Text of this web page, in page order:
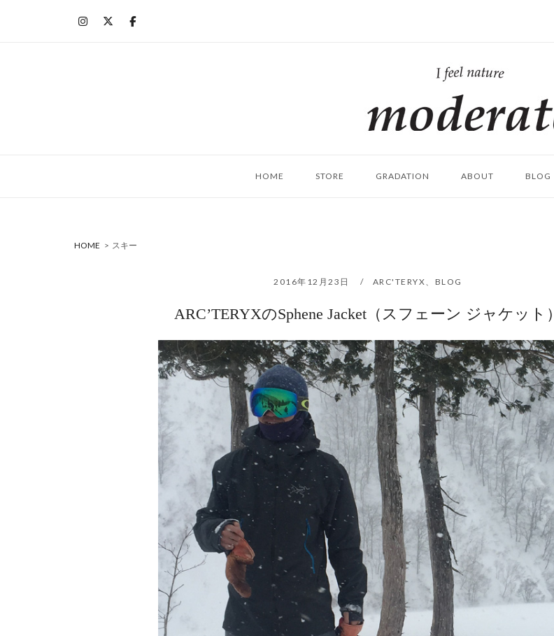
ム
HOME STORE GRADATION ABOUT BLOG
HOME > スキー
2016年12月23日 ARC'TERYX、 BLOG
ARC’TERYXのSphene Jacket（スフェーン ジャケット）